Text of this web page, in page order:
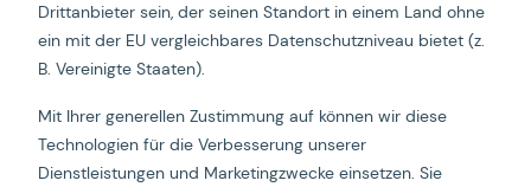
Drittanbieter sein, der seinen Standort in einem Land ohne
ein mit der EU vergleichbares Datenschutzniveau bietet (z.
B. Vereinigte Staaten).
Mit Ihrer generellen Zustimmung auf können wir diese
Technologien für die Verbesserung unserer
Dienstleistungen und Marketingzwecke einsetzen. Sie
Startseite Creative is the new targeting!